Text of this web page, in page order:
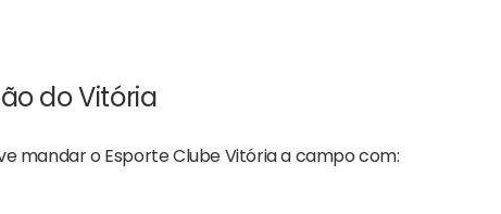
do Vitória
mandar o Esporte Clube Vitóriaa campo com: